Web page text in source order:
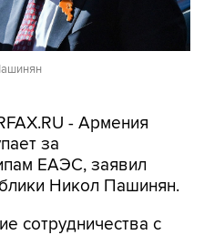
- Армения
за
ЕАЭС, заявил
Никол Пашинян.
сотрудничества с